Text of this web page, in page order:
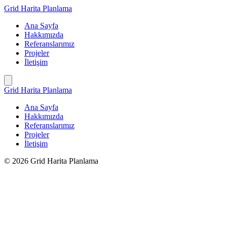
İçeriğe
Grid Harita Planlama
Ana Sayfa
Hakkımızda
Referanslarımız
Projeler
İletişim
Grid Harita Planlama
Ana Sayfa
Hakkımızda
Referanslarımız
Projeler
İletişim
© 2026 Grid Harita Planlama